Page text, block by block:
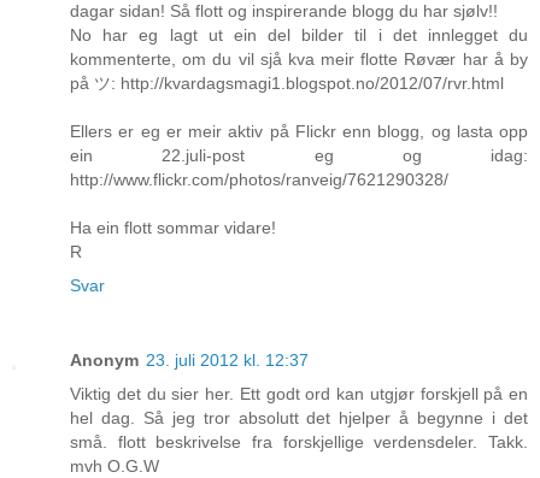
dagar sidan! Så flott og inspirerande blogg du har sjølv!!
No har eg lagt ut ein del bilder til i det innlegget du
kommenterte, om du vil sjå kva meir flotte Røvær har å by
på ツ: http://kvardagsmagi1.blogspot.no/2012/07/rvr.html
Ellers er eg er meir aktiv på Flickr enn blogg, og lasta opp
ein 22.juli-post eg og idag:
http://www.flickr.com/photos/ranveig/7621290328/
Ha ein flott sommar vidare!
R
Svar
Anonym 23. juli 2012 kl. 12:37
Viktig det du sier her. Ett godt ord kan utgjør forskjell på en
hel dag. Så jeg tror absolutt det hjelper å begynne i det
små. flott beskrivelse fra forskjellige verdensdeler. Takk.
mvh O.G.W